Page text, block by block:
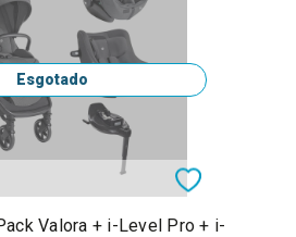
Esgotado
Valora + i-Level Pro + i-